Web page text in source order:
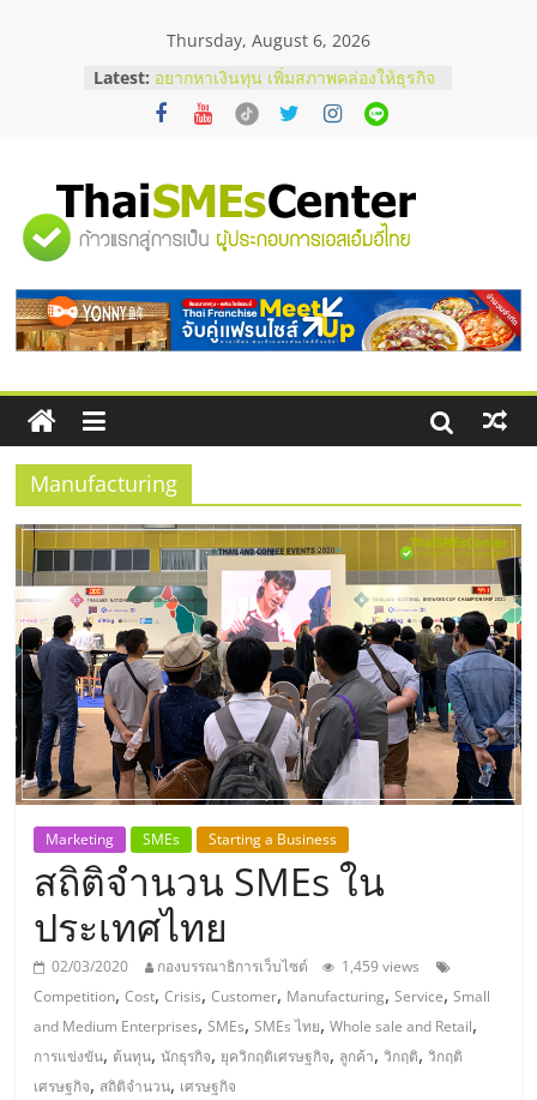
Thursday, August 6, 2026
Latest: อยากหาเงินทุน เพิ่มสภาพคล่องให้ธุรกิจ
เริ่มยังไงให้ผ่านฉลุย
สัมมนาออนไลน์ โอกาสบริหารสถานี
ThaiFranchise Meet Up จับคู่แฟรน
ไชส์ ครั้งที่ 8
ร้านเครื่องเสียงคุณภาพสูง พร้อม
บริษัท Cybersecurity ในไทยที่ไหนดี?
วิธีเลือกผู้ให้บริการให้คุ้มค่าและตอบ
โจทย์ธุรกิจ
"ศูนย์
รวม
ข้อมูล
ธุรกิจ
SME
แห่ง
ประเทศไทย,
ThaiSMEsCenter,
รวม
ธุรกิจ
เอ
ส
เอ็
Manufacturing
Marketing SMEs Starting a Business
สถิติจำนวน SMEs ใน
ประเทศไทย
02/03/2020 กองบรรณาธิการเว็บไซต์
1,459 views
Competition,Cost,Crisis,Customer, Manufacturing,Service,Small
and Medium Enterprises,SMEs,SMEs ไทย,Whole sale and Retail,
การแข่งขัน, ต้นทุน,นักธุรกิจ, ยุควิกฤติเศรษฐกิจ, ลูกค้า,วิกฤติ,วิกฤติ
เศรษฐกิจ, สถิติจำนวน, เศรษฐกิจ